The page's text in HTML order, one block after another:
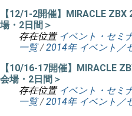
【12/1-2開催】MIRACLE
場・2日間＞
存在位置 イベント・セミ
一覧 /2014年 イベント／
【10/16-17開催】MIRACLE
会場・2日間＞
存在位置 イベント・セミ
一覧 /2014年 イベント／